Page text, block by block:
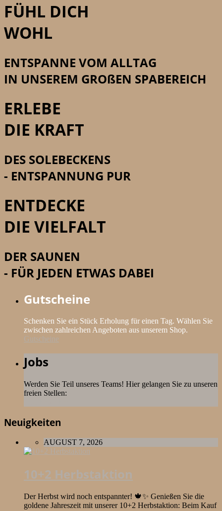
FÜHL DICH
WOHL
ENTSPANNE VOM ALLTAG
IN UNSEREM GROßEN SPABEREICH
ERLEBE
DIE KRAFT
DES SOLEBECKENS
- ENTSPANNUNG PUR
ENTDECKE
DIE VIELFALT
DER SAUNEN
- FÜR JEDEN ETWAS DABEI
Gutscheine
Schenken Sie ein Stück Erholung für einen Tag. Wählen Sie
zwischen zahlreichen Angeboten aus unserem Shop.
Gutscheine
Jobs
Werden Sie Teil unseres Teams! Hier gelangen Sie zu unseren
freien Stellen:
Neuigkeiten
AUGUST 7, 2026
10+2 Herbstaktion
Der Herbst wird noch entspannter! 🍁✨ Genießen Sie die
goldene Jahreszeit mit unserer 10+2 Herbstaktion: Beim Kauf